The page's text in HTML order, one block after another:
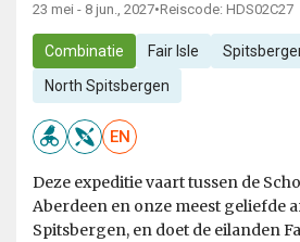
23 mei - 8 jun., 2027•Reiscode: HDS02C27
Combinatie Fair Isle
North Spitsbergen
EN
Deze expeditie vaart tussen de
Aberdeen en onze meest geliefde
Spitsbergen, en doet de eilanden